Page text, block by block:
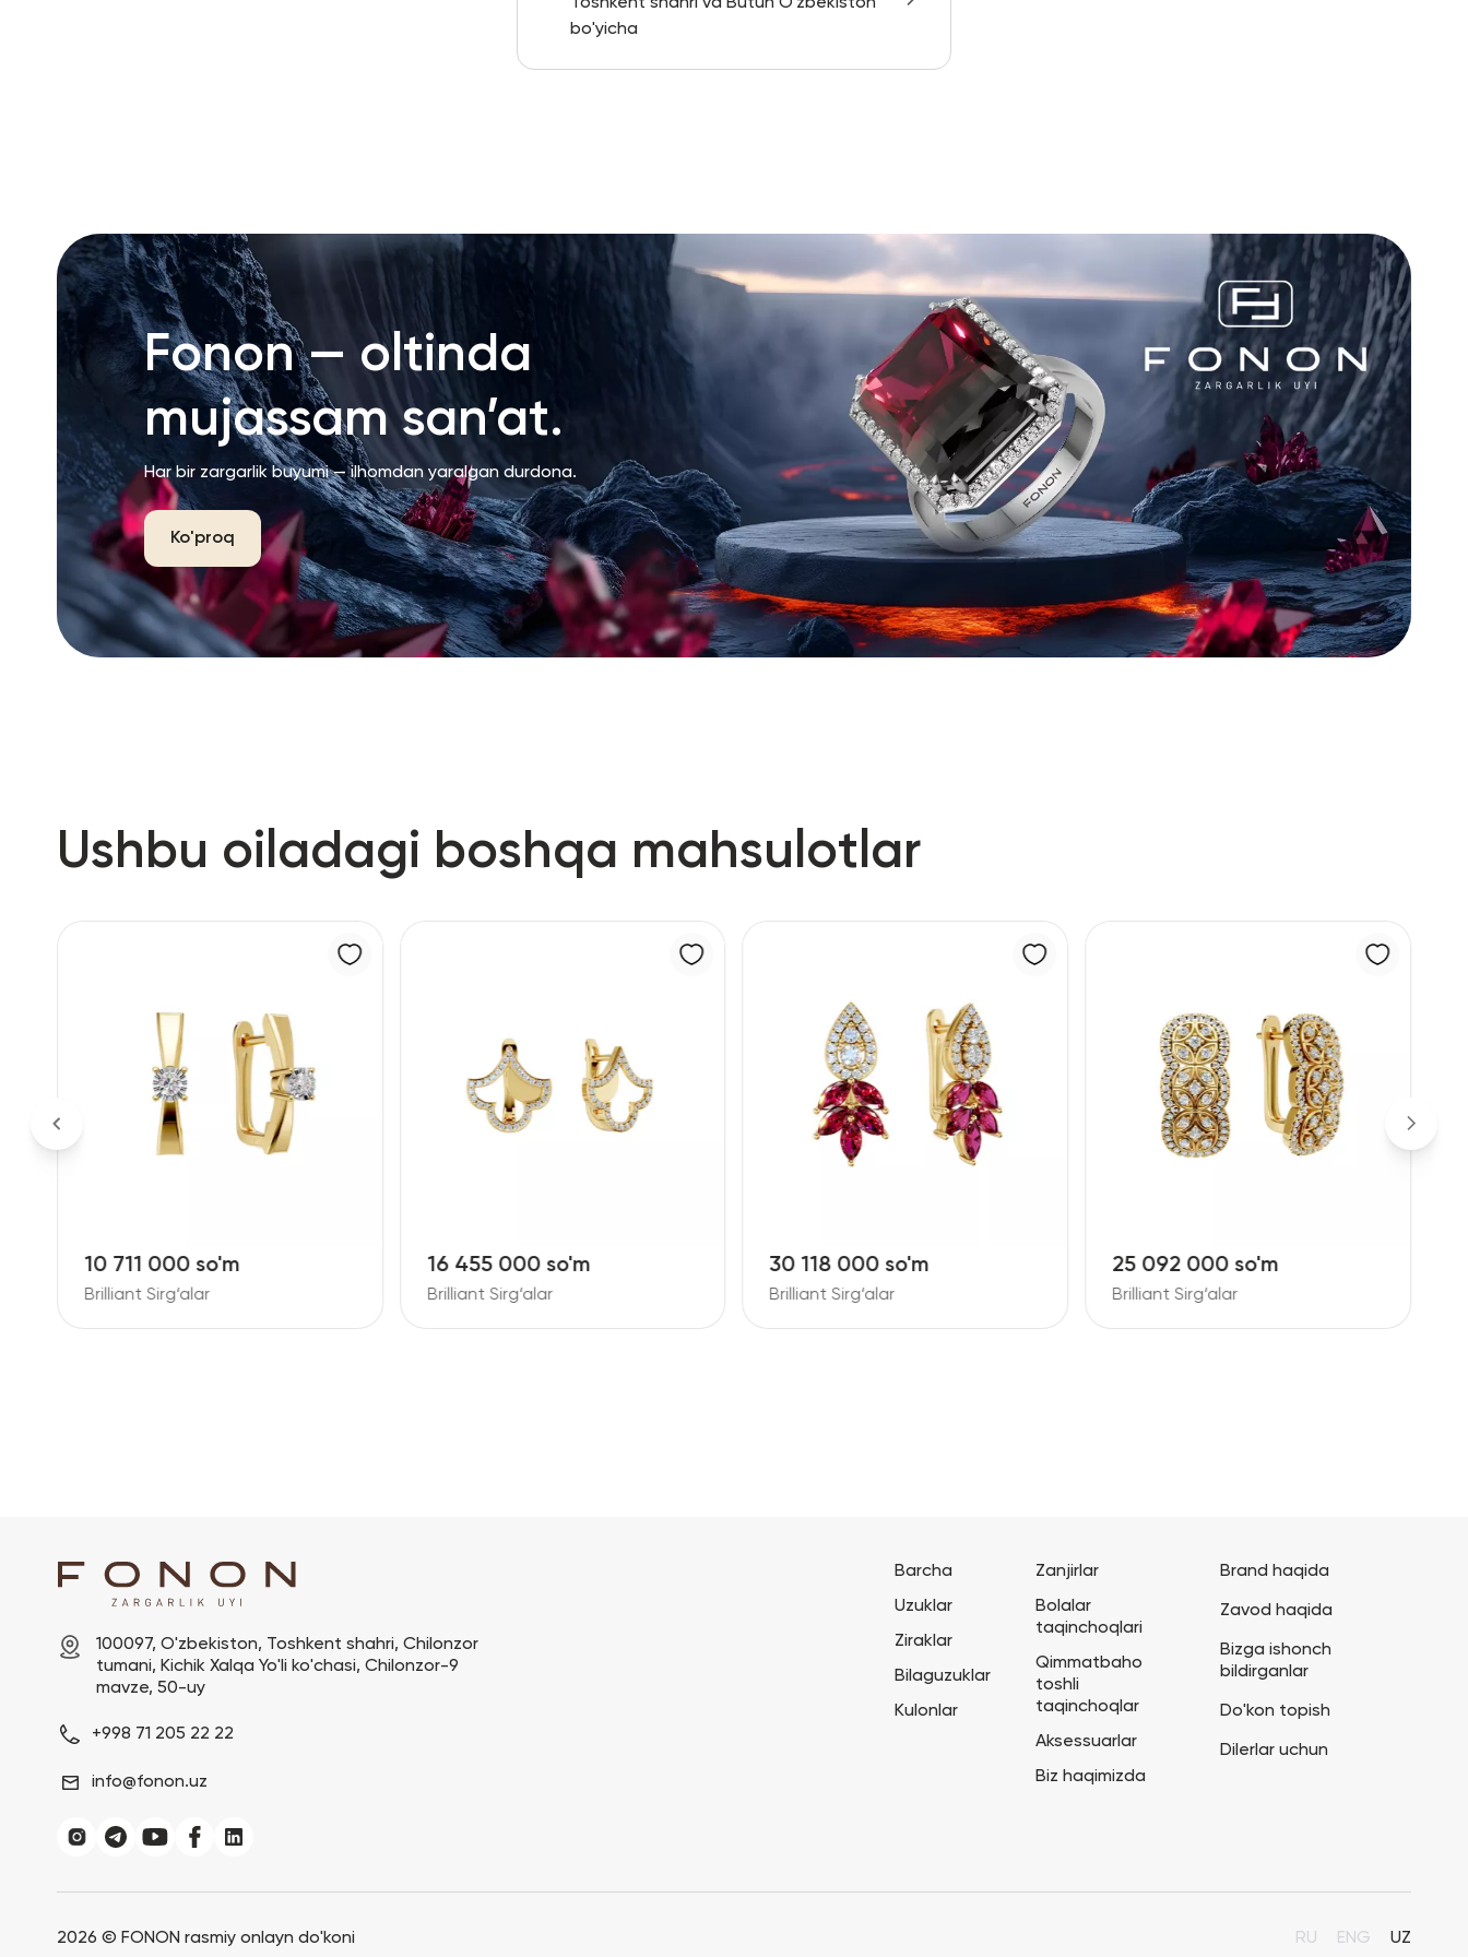
bo'yicha
Fonon — oltinda
mujassam san’at.
Har bir zargarlik buyumi — ilhomdan yaralgan durdona.
Ko'proq
Ushbu oiladagi boshqa mahsulotlar
10 711 000 so'm
Brilliant Sirg‘alar
16 455 000 so'm
Brilliant Sirg‘alar
30 118 000 so'm
Brilliant Sirg‘alar
25 092 000 so'm
Brilliant Sirg‘alar
100097, O'zbekiston, Toshkent shahri, Chilonzor
tumani, Kichik Xalqa Yo'li ko'chasi, Chilonzor-9
mavze, 50-uy
+998 71 205 22 22
info@fonon.uz
Barcha
Uzuklar
Ziraklar
Bilaguzuklar
Kulonlar
Zanjirlar
Bolalar
taqinchoqlari
Qimmatbaho
toshli
taqinchoqlar
Aksessuarlar
Biz haqimizda
Brand haqida
Zavod haqida
Bizga ishonch
bildirganlar
Do'kon topish
Dilerlar uchun
2026 © FONON rasmiy onlayn do'koni RU ENG UZ